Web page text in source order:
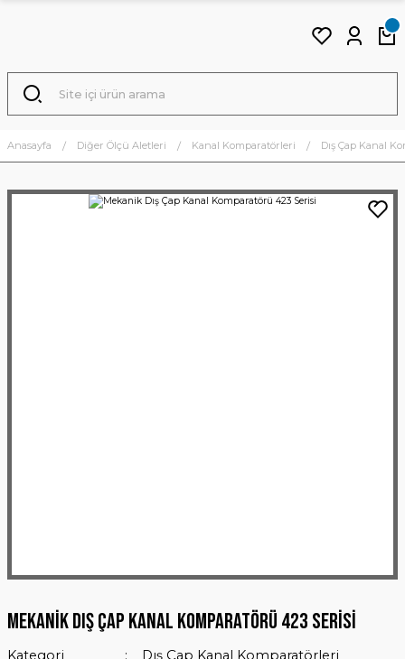
Anasayfa Diğer Ölçü Aletleri Kanal Komparatörleri Dış Çap Kanal
Mekanik Dış Çap Kanal Komparatörü 423 Serisi
Kategori
Dış Çap Kanal Komparatörleri